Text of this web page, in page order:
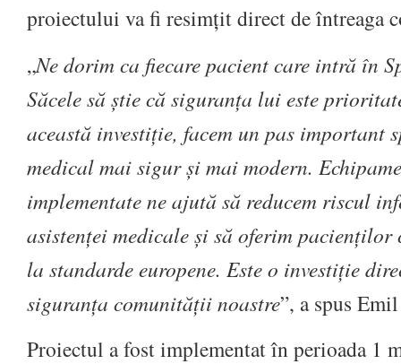
proiectului va fi resimțit direct de întreaga
„Ne dorim ca fiecare pacient care intră în
Săcele să știe că siguranța lui este
această investiție, facem un pas important
medical mai sigur și mai modern.
implementate ne ajută să reducem riscul
asistenței medicale și să oferim
la standarde europene. Este o investiție
siguranța comunității noastre”, a spus
Proiectul a fost implementat în perioada 1